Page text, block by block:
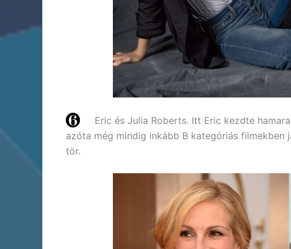
Eric és Julia Roberts. Itt Eric kezdte
azóta még mindig inkább B kategóriás
tör.